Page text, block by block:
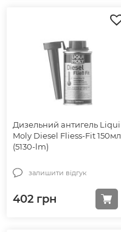
Дизельний антигель Liqui
Moly Diesel Fliess-Fit 150мл
(5130-lm)
залишити відгук
402 грн